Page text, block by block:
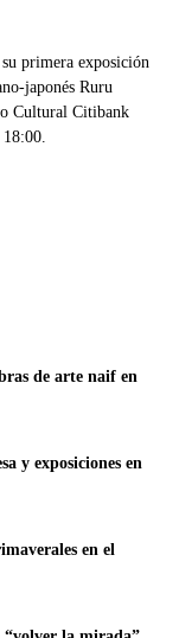
primera exposición
japonés Ruru
Cultural Citibank
de arte naif en
y exposiciones en
en el